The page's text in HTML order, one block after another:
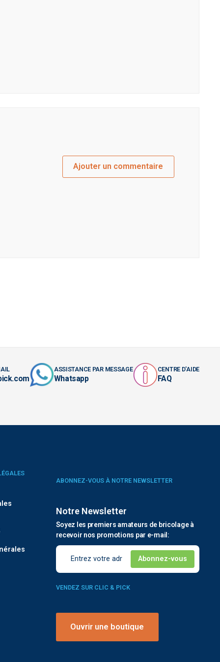
Ajouter un commentaire
ASSISTANCE PAR MESSAGE
Whatsapp
CENTRE D'AIDE
FAQ
ABONNEZ-VOUS À NOTRE NEWSLETTER
Notre Newsletter
Soyez les premiers amateurs de bricolage à
recevoir nos promotions par e-mail:
VENDEZ SUR CLIC & PICK
Ouvrir une boutique